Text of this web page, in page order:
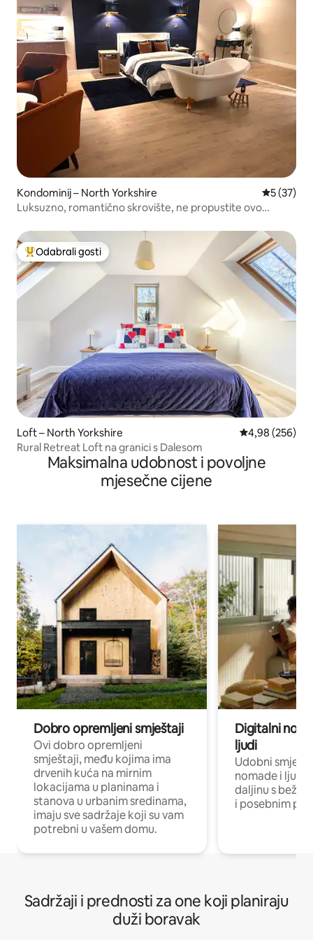
Kondominij – North Yorkshire Prosječna
5 (37)
Luksuzno, romantično skrovište, ne propustite ovo…
Među najviše rangiranima s oznakom „Odabrali gosti”
Odabrali gosti
Loft – North Yorkshire Prosječna
4,98 (256)
Rural Retreat Loft na granici s Dalesom
Maksimalna udobnost i povoljne
mjesečne cijene
Dobro opremljeni smještaji
Ovi dobro opremljeni
smještaji, među kojima ima
drvenih kuća na mirnim
lokacijama u planinama i
stanova u urbanim sredinama,
imaju sve sadržaje koji su vam
potrebni u vašem domu.
Digitalni
ljudi
Udobni
nomade i ljude
daljinu s
i posebnim
Sadržaji i prednosti za one koji planiraju
duži boravak